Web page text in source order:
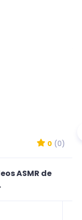
0 (0)
ASMR de